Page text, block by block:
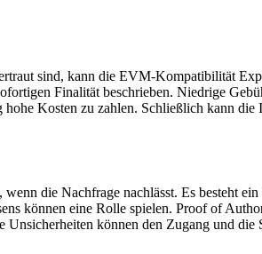
sind, kann die EVM-Kompatibilität
Finalität beschrieben. Niedrige
Kosten zu zahlen. Schließlich kann
die Nachfrage nachlässt. Es besteht
können eine Rolle spielen. Proof of
können den Zugang und